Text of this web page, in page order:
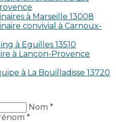
à Marseille 13008
convivial à Carnoux-
à Eguilles 13510
à Lançon-Provence
à La Bouilladisse 13720
Nom *
*